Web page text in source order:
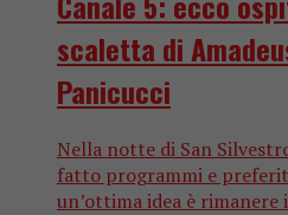
scaletta di
Panicucci
Nella notte di San
fatto programmi e
un’ottima idea è rimanere